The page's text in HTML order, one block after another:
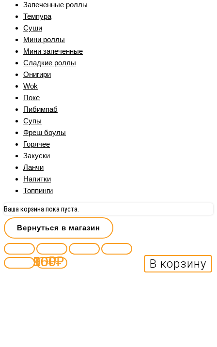
90₽ В корзину
50₽ В корзину
150₽ В корзину
100₽ В корзину
Запеченные роллы
Темпура
Суши
Мини роллы
Мини запеченные
Сладкие роллы
Онигири
Wok
Поке
Пибимпаб
Супы
Фреш боулы
Горячее
Закуски
Ланчи
Напитки
Топпинги
Ваша корзина пока пуста.
Вернуться в магазин